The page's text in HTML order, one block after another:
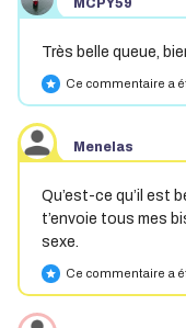
MCPY59
Très belle queue,
star Ce commentaire a
Menelas
Qu’est-ce qu’il est
t’envoie tous mes
sexe.
star Ce commentaire a